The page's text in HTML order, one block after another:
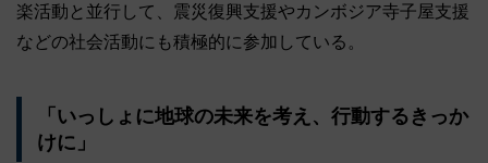
楽活動と並行して、震災復興支援やカンボジア寺子屋支援
などの社会活動にも積極的に参加している。
「いっしょに地球の未来を考え、行動するきっか
けに」